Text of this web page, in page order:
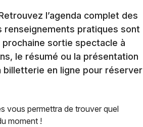
l’agenda complet des
renseignements pratiques sont
sortie spectacle à
le résumé ou la présentation
billetterie en ligne pour réserver
vous permettra de trouver quel
moment !